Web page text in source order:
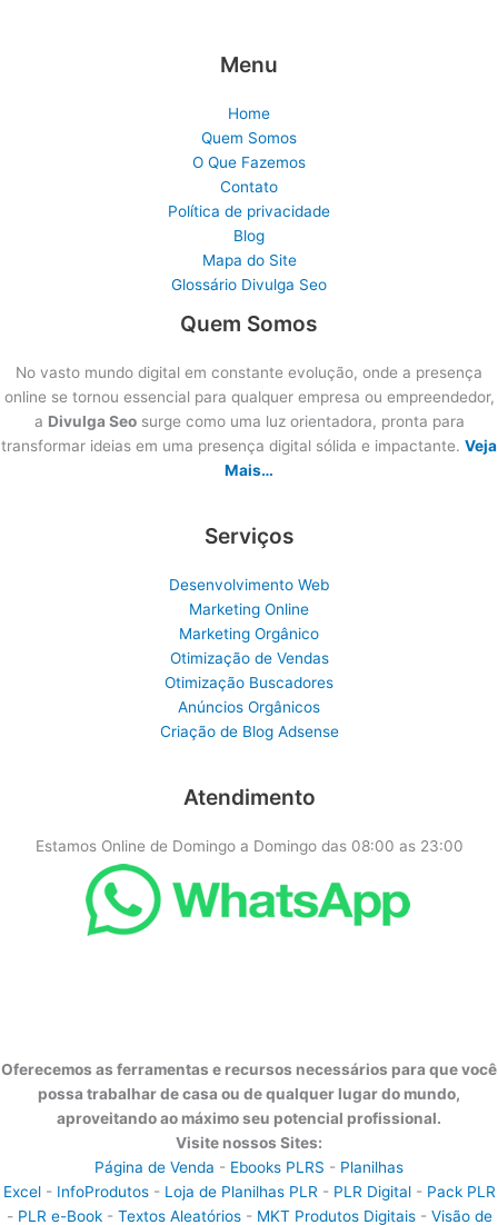
Menu
Home
Quem Somos
O Que Fazemos
Contato
Política de privacidade
Blog
Mapa do Site
Glossário Divulga Seo
Quem Somos
No vasto mundo digital em constante evolução, onde a presença
online se tornou essencial para qualquer empresa ou empreendedor,
a Divulga Seosurge como uma luz orientadora, pronta para
transformar ideias em uma presença digital sólida e impactante. Veja
Mais…
Serviços
Desenvolvimento Web
Marketing Online
Marketing Orgânico
Otimização de Vendas
Otimização Buscadores
Anúncios Orgânicos
Criação de Blog Adsense
Atendimento
Estamos Online de Domingo a Domingo das 08:00 as 23:00
Oferecemos as ferramentas e recursos necessários para que você
possa trabalhar de casa ou de qualquer lugar do mundo,
aproveitando ao máximo seu potencial profissional.
Visite nossos Sites:
Página de Venda - Ebooks PLRS - Planilhas
Excel- InfoProdutos- Loja de Planilhas PLR - PLR Digital- Pack PLR
- PLR e-Book- Textos Aleatórios- MKT Produtos Digitais- Visão de